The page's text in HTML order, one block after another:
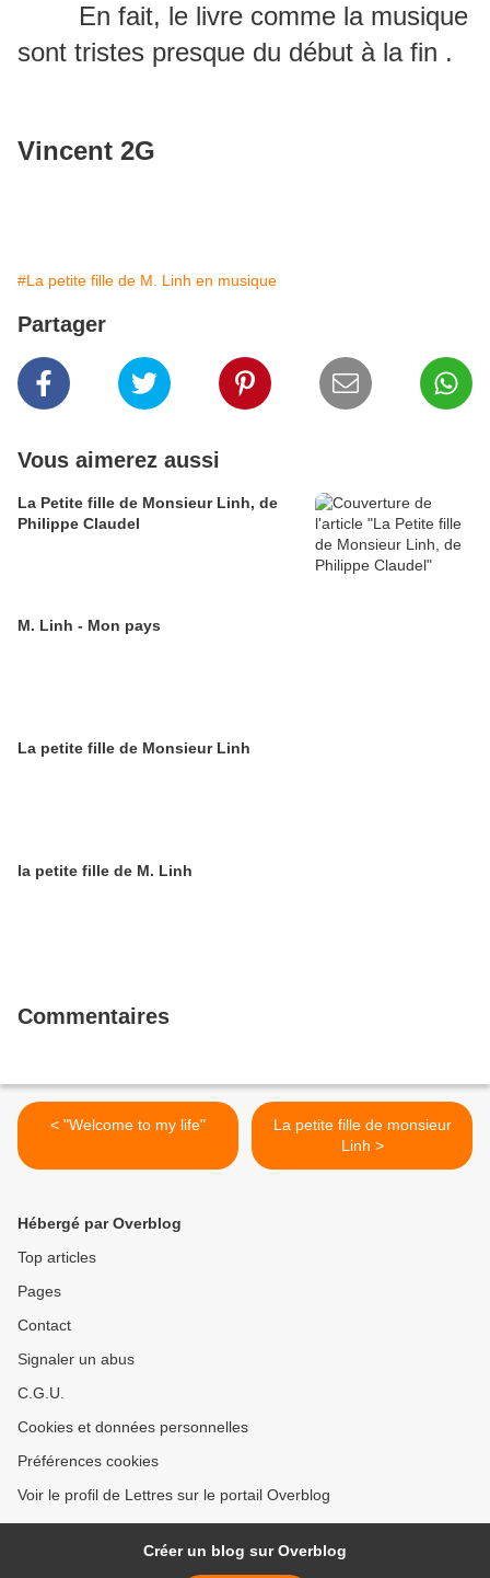
En fait, le livre comme la musique
sont tristes presque du début à la fin .
Vincent 2G
#La petite fille de M. Linh en musique
Partager
Vous aimerez aussi
La Petite fille de Monsieur Linh, de
Philippe Claudel
M. Linh - Mon pays
La petite fille de Monsieur Linh
la petite fille de M. Linh
Commentaires
< "Welcome to my life"
La petite fille de monsieur
Linh >
Hébergé par Overblog
Top articles
Pages
Contact
Signaler un abus
C.G.U.
Cookies et données personnelles
Préférences cookies
Voir le profil de Lettres sur le portail Overblog
Créer un blog sur Overblog